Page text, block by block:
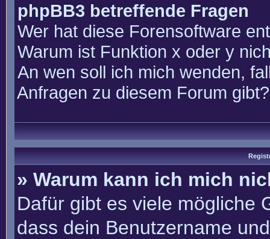
phpBB3 betreffende Fragen
Wer hat diese Forensoftware
Warum ist Funktion x oder y
An wen soll ich mich wenden,
Anfragen zu diesem Forum gibt?
» Warum kann ich mich
Dafür gibt es viele mögliche
dass dein Benutzername